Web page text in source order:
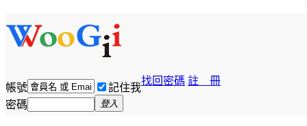
帳號 記住我
找回密碼 註 冊
密碼 登入